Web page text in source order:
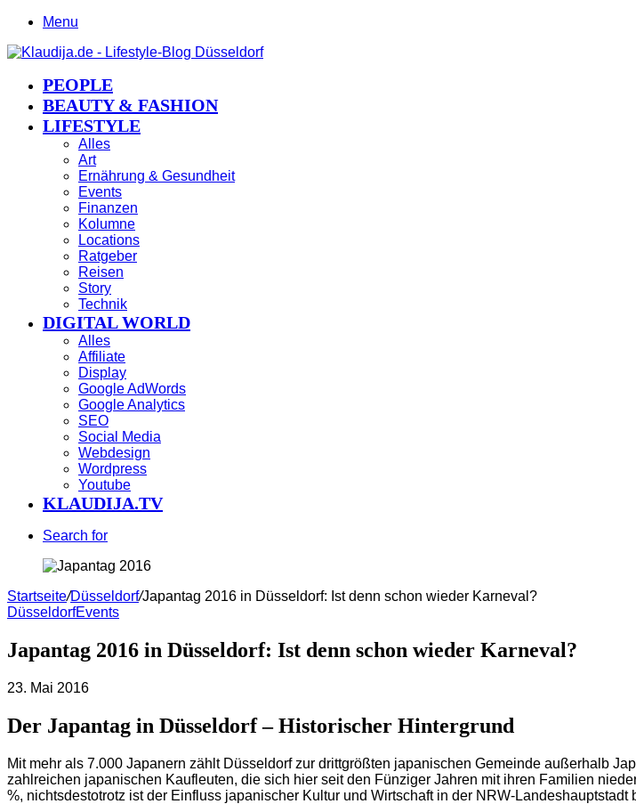
Menu
PEOPLE
BEAUTY & FASHION
LIFESTYLE
Alles
Art
Ernährung & Gesundheit
Events
Finanzen
Kolumne
Locations
Ratgeber
Reisen
Story
Technik
DIGITAL WORLD
Alles
Affiliate
Display
Google AdWords
Google Analytics
SEO
Social Media
Webdesign
Wordpress
Youtube
KLAUDIJA.TV
Search for
Startseite/Düsseldorf/Japantag 2016 in Düsseldorf: Ist denn schon wieder Karneval?
DüsseldorfEvents
Japantag 2016 in Düsseldorf: Ist denn schon wieder Karneval?
23. Mai 2016
Der Japantag in Düsseldorf – Historischer Hintergrund
Mit mehr als 7.000 Japanern zählt Düsseldorf zur drittgrößten japanischen Gemeinde außerhalb
zahlreichen japanischen Kaufleuten, die sich hier seit den Fünziger Jahren mit ihren Familien
%, nichtsdestotrotz ist der Einfluss japanischer Kultur und Wirtschaft in der NRW-Landeshauptstadt